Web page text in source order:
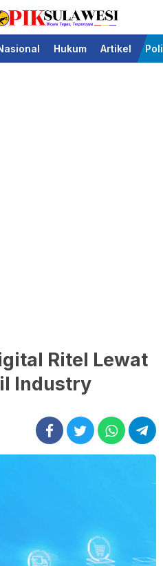
Topik Sulawesi
Tegas Terpercaya
Hukum Artikel
Ritel Lewat
Industry